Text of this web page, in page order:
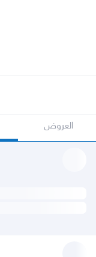
العروض